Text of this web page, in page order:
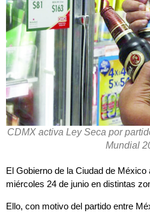
CDMX activa Ley Seca por
Mundial
El Gobierno de la Ciudad de
miércoles 24 de junio en distintas
Ello, con motivo del partido entre